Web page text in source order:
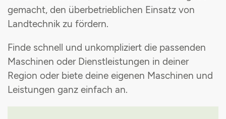
gemacht, den überbetrieblichen Einsatz von
Landtechnik zu fördern.
Finde schnell und unkompliziert die passenden
Maschinen oder Dienstleistungen in deiner
Region oder biete deine eigenen Maschinen und
Leistungen ganz einfach an.
Maschinenvermittlung
Stromsteuerrückerstattung
Einkaufsvorteile